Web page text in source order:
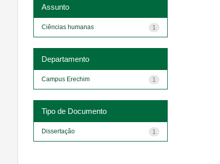
Assunto
1
Ciências humanas
Departamento
1
Campus Erechim
Tipo de Documento
1
Dissertação